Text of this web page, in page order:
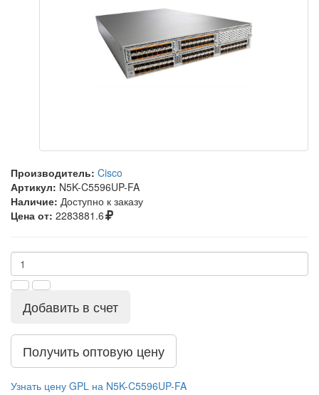
Производитель: Cisco
Артикул: N5K-C5596UP-FA
Наличие: Доступно к заказу
Цена от: 2283881.6
Добавить в счет
Получить оптовую цену
Узнать цену GPL на N5K-C5596UP-FA